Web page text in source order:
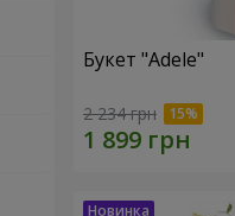
Букет "Adele"
2 234 грн